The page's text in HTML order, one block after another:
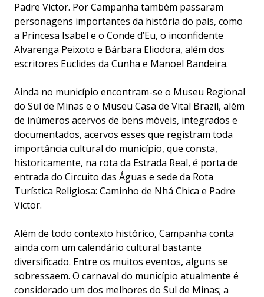
Padre Victor. Por Campanha também passaram
personagens importantes da história do país, como
a Princesa Isabel e o Conde d’Eu, o inconfidente
Alvarenga Peixoto e Bárbara Eliodora, além dos
escritores Euclides da Cunha e Manoel Bandeira.
Ainda no município encontram-se o Museu Regional
do Sul de Minas e o Museu Casa de Vital Brazil, além
de inúmeros acervos de bens móveis, integrados e
documentados, acervos esses que registram toda
importância cultural do município, que consta,
historicamente, na rota da Estrada Real, é porta de
entrada do Circuito das Águas e sede da Rota
Turística Religiosa: Caminho de Nhá Chica e Padre
Victor.
Além de todo contexto histórico, Campanha conta
ainda com um calendário cultural bastante
diversificado. Entre os muitos eventos, alguns se
sobressaem. O carnaval do município atualmente é
considerado um dos melhores do Sul de Minas; a